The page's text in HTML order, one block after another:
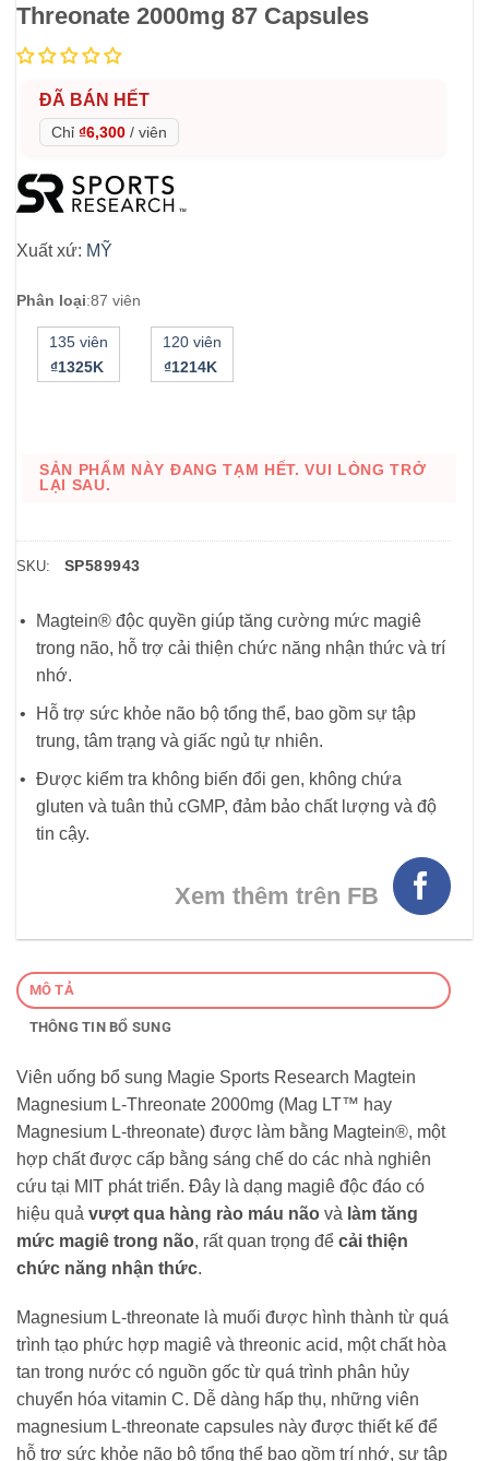
Threonate 2000mg 87 Capsules
ĐÃ BÁN HẾT
Chỉ ₫6,300 / viên
Xuất xứ: MỸ
Phân loại:87 viên
135 viên
₫1325K
120 viên
₫1214K
SẢN PHẨM NÀY ĐANG TẠM HẾT. VUI LÒNG TRỞ
LẠI SAU.
SKU: SP589943
Magtein® độc quyền giúp tăng cường mức magiê
trong não, hỗ trợ cải thiện chức năng nhận thức và trí
nhớ.
Hỗ trợ sức khỏe não bộ tổng thể, bao gồm sự tập
trung, tâm trạng và giấc ngủ tự nhiên.
Được kiểm tra không biến đổi gen, không chứa
gluten và tuân thủ cGMP, đảm bảo chất lượng và độ
tin cậy.
Xem thêm trên FB
MÔ TẢ
THÔNG TIN BỔ SUNG
Viên uống bổ sung Magie Sports Research Magtein
Magnesium L-Threonate 2000mg (Mag LT™ hay
Magnesium L-threonate) được làm bằng Magtein®, một
hợp chất được cấp bằng sáng chế do các nhà nghiên
cứu tại MIT phát triển. Đây là dạng magiê độc đáo có
hiệu quả vượt qua hàng rào máu não và làm tăng
mức magiê trong não, rất quan trọng để cải thiện
chức năng nhận thức.
Magnesium L-threonate là muối được hình thành từ quá
trình tạo phức hợp magiê và threonic acid, một chất hòa
tan trong nước có nguồn gốc từ quá trình phân hủy
chuyển hóa vitamin C. Dễ dàng hấp thụ, những viên
magnesium L-threonate capsules này được thiết kế để
hỗ trợ sức khỏe não bộ tổng thể bao gồm trí nhớ, sự tập